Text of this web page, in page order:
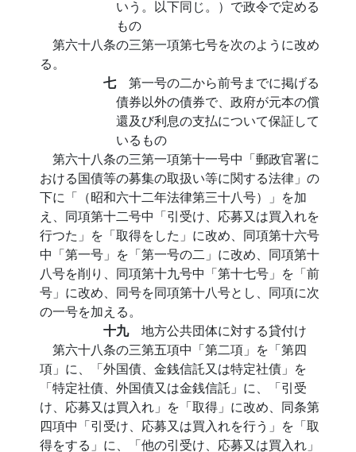
いう。以下同じ。）で政令で定める
もの
第六十八条の三第一項第七号を次のように改め
る。
七 第一号の二から前号までに掲げる
債券以外の債券で、政府が元本の償
還及び利息の支払について保証して
いるもの
第六十八条の三第一項第十一号中「郵政官署に
おける国債等の募集の取扱い等に関する法律」の
下に「（昭和六十二年法律第三十八号）」を加
え、同項第十二号中「引受け、応募又は買入れを
行つた」を「取得をした」に改め、同項第十六号
中「第一号」を「第一号の二」に改め、同項第十
八号を削り、同項第十九号中「第十七号」を「前
号」に改め、同号を同項第十八号とし、同項に次
の一号を加える。
十九 地方公共団体に対する貸付け
第六十八条の三第五項中「第二項」を「第四
項」に、「外国債、金銭信託又は特定社債」を
「特定社債、外国債又は金銭信託」に、「引受
け、応募又は買入れ」を「取得」に改め、同条第
四項中「引受け、応募又は買入れを行う」を「取
得をする」に、「他の引受け、応募又は買入れ」